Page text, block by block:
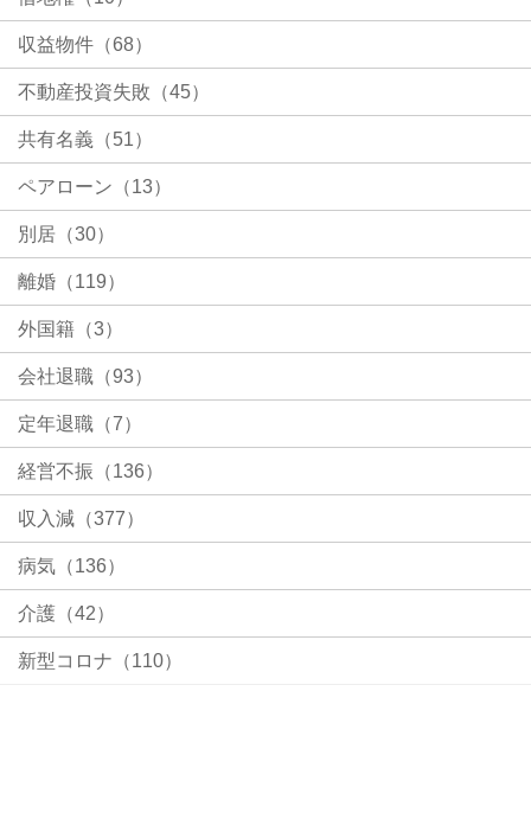
収益物件（68）
不動産投資失敗（45）
共有名義（51）
ペアローン（13）
別居（30）
離婚（119）
外国籍（3）
会社退職（93）
定年退職（7）
経営不振（136）
収入減（377）
病気（136）
介護（42）
新型コロナ（110）